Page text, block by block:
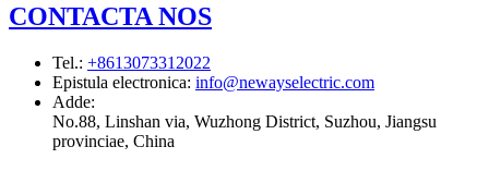
CONTACTA NOS
Tel.: +8613073312022
Epistula electronica: info@newayselectric.com
Adde:
No.88, Linshan via, Wuzhong District, Suzhou, Jiangsu
provinciae, China